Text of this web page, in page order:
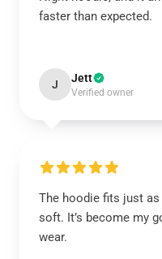
faster than expected.
J Jett
Verified owner
The hoodie fits just
soft. It’s become my
wear.